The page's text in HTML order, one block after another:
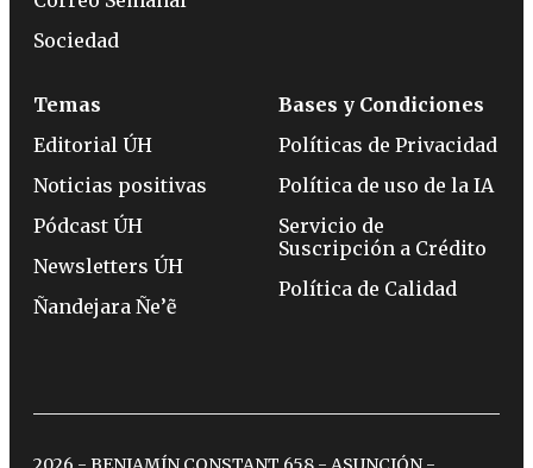
Sociedad
Temas
Editorial ÚH
Noticias positivas
Pódcast ÚH
Newsletters ÚH
Ñandejara Ñe’ẽ
Bases y Condiciones
Políticas de Privacidad
Política de uso de la IA
Servicio de
Suscripción a Crédito
Política de Calidad